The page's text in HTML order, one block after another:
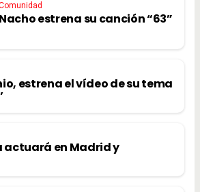
Nacho estrena su canción “63”
estrena el vídeo de su tema
actuará en Madrid y